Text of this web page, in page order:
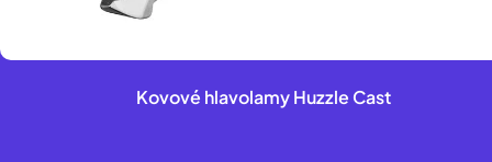
Kovové hlavolamy Huzzle Cast